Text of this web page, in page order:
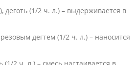
деготь (1/2 ч. л.) – выдерживается в
дегтем (1/2 ч. л.) – наносится